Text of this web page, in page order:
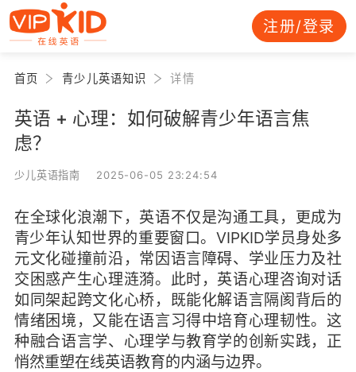
注册/登录
首页 青少儿英语知识 详情
英语 + 心理：如何破解青少年语言焦
虑？
少儿英语指南 2025-06-05 23:24:54
在全球化浪潮下，英语不仅是沟通工具，更成为
青少年认知世界的重要窗口。VIPKID学员身处多
元文化碰撞前沿，常因语言障碍、学业压力及社
交困惑产生心理涟漪。此时，英语心理咨询对话
如同架起跨文化心桥，既能化解语言隔阂背后的
情绪困境，又能在语言习得中培育心理韧性。这
种融合语言学、心理学与教育学的创新实践，正
悄然重塑在线英语教育的内涵与边界。